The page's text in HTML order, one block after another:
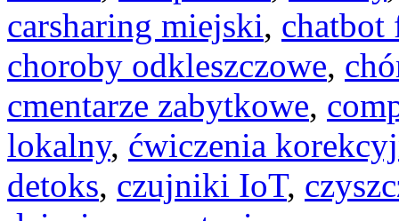
carsharing miejski, chatbot
choroby odkleszczowe,
cmentarze zabytkowe,
lokalny, ćwiczenia
detoks, czujniki IoT,